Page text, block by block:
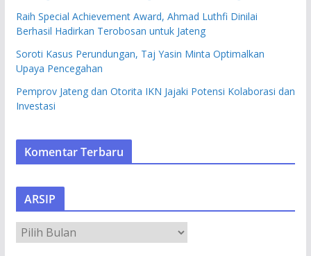
Raih Special Achievement Award, Ahmad Luthfi Dinilai
Berhasil Hadirkan Terobosan untuk Jateng
Soroti Kasus Perundungan, Taj Yasin Minta Optimalkan
Upaya Pencegahan
Pemprov Jateng dan Otorita IKN Jajaki Potensi Kolaborasi dan
Investasi
Komentar Terbaru
ARSIP
R